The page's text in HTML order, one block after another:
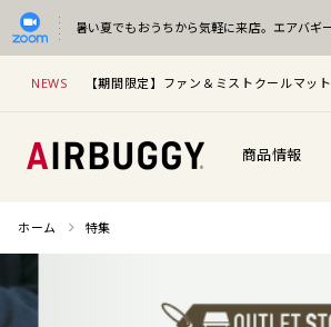
暑い夏でもおうちから気軽に来店。 エアバギ
NEWS 【期間限定】ファン＆ミストクールマ
商品情報
ホーム 特集